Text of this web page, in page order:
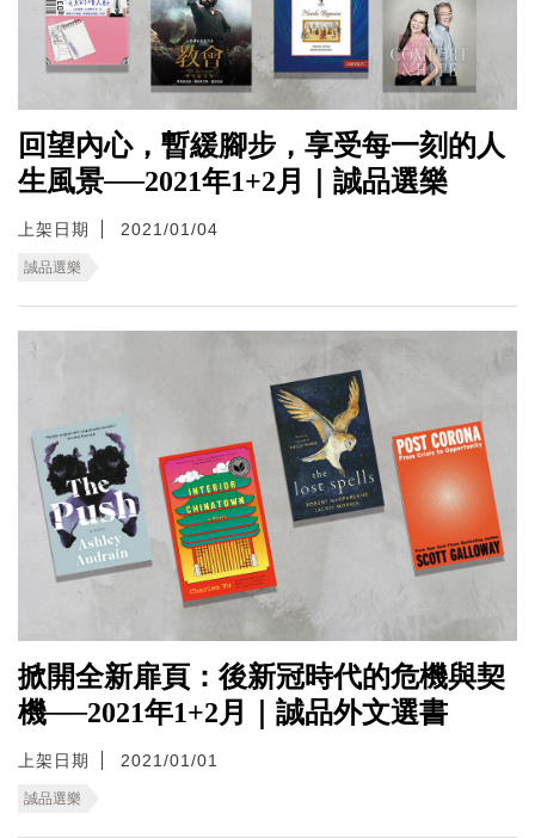
回望內心，暫緩腳步，享受每一刻的人
生風景──2021年1+2月｜誠品選樂
上架日期 2021/01/04
誠品選樂
掀開全新扉頁：後新冠時代的危機與契
機──2021年1+2月｜誠品外文選書
上架日期 2021/01/01
誠品選樂